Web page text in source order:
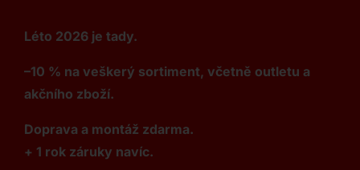
Léto 2026 je tady.
–10 % na veškerý sortiment, včetně outletu a
akčního zboží.
Doprava a montáž zdarma.
+ 1 rok záruky navíc.